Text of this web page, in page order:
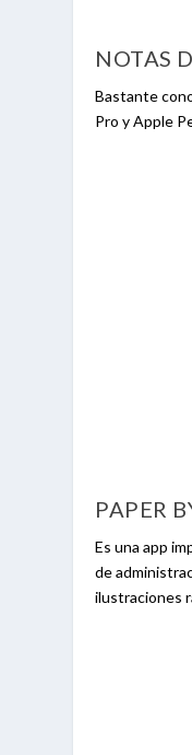
NOTAS
Bastante
Pro y Apple
PAPER
Es una app
de
ilustraciones